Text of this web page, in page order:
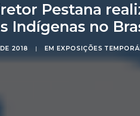
Pestana
Indígenas no
2018 | EM EXPOSIÇÕES